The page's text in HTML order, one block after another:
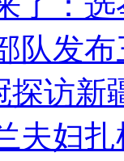
队发
探访新
夫妇